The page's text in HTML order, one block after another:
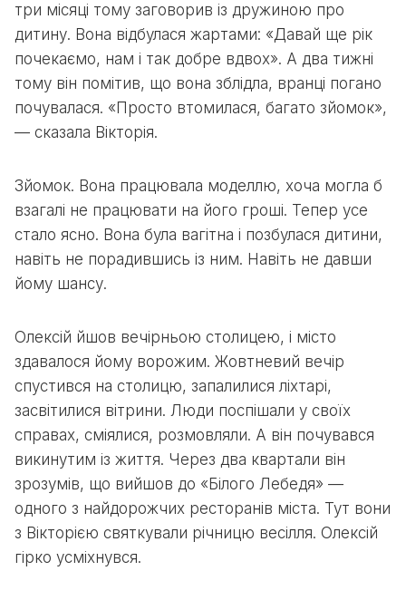
три місяці тому заговорив із дружиною про
дитину. Вона відбулася жартами: «Давай ще рік
почекаємо, нам і так добре вдвох». А два тижні
тому він помітив, що вона зблідла, вранці погано
почувалася. «Просто втомилася, багато зйомок»,
— сказала Вікторія.
Зйомок. Вона працювала моделлю, хоча могла б
взагалі не працювати на його гроші. Тепер усе
стало ясно. Вона була вагітна і позбулася дитини,
навіть не порадившись із ним. Навіть не давши
йому шансу.
Олексій йшов вечірньою столицею, і місто
здавалося йому ворожим. Жовтневий вечір
спустився на столицю, запалилися ліхтарі,
засвітилися вітрини. Люди поспішали у своїх
справах, сміялися, розмовляли. А він почувався
викинутим із життя. Через два квартали він
зрозумів, що вийшов до «Білого Лебедя» —
одного з найдорожчих ресторанів міста. Тут вони
з Вікторією святкували річницю весілля. Олексій
гірко усміхнувся.